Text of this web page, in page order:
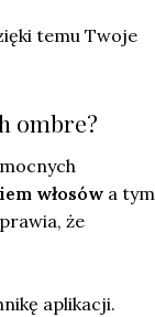
temu Twoje
ombre?
włosów a tym
że
aplikacji.